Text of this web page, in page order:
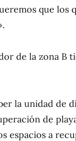
que los
de la zona B
la unidad de
de
espacios a